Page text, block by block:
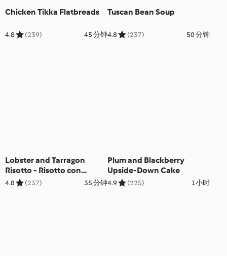
Chicken Tikka Flatbreads
4.8 (239) 45 分钟
Tuscan Bean Soup
4.8 (237) 50 分钟
Lobster and Tarragon
Risotto - Risotto con
aragosta e dragoncello
4.8 (237) 35 分钟
Plum and Blackberry
Upside-Down Cake
4.9 (225) 1小时